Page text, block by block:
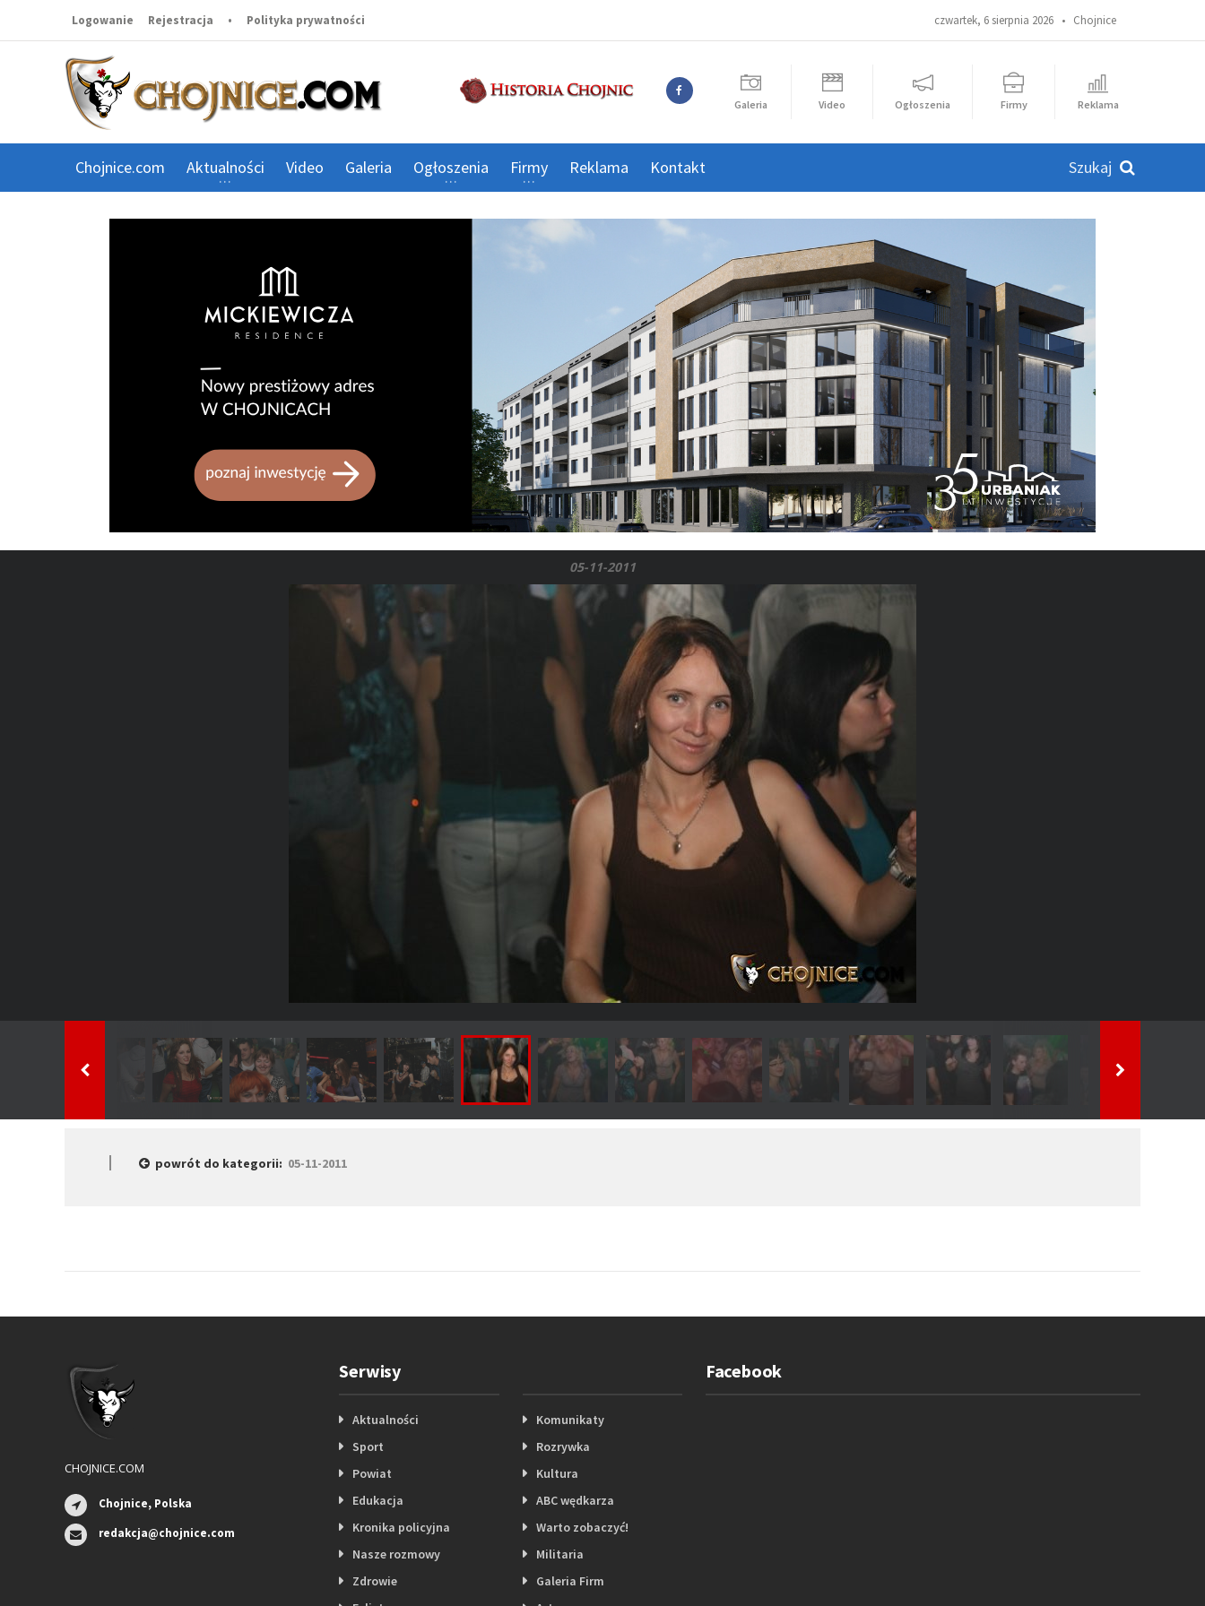
czwartek, 6 sierpnia 2026 • Chojnice
Logowanie Rejestracja • Polityka prywatności
Galeria Video Ogłoszenia Firmy Reklama
Chojnice.com Aktualności Video Galeria Ogłoszenia Firmy Reklama Kontakt
05-11-2011
powrót do kategorii: 05-11-2011
CHOJNICE.COM
Chojnice, Polska
redakcja@chojnice.com
Serwisy
Aktualności
Sport
Powiat
Edukacja
Kronika policyjna
Nasze rozmowy
Zdrowie
Komunikaty
Rozrywka
Kultura
ABC wędkarza
Warto zobaczyć!
Militaria
Galeria Firm
Facebook